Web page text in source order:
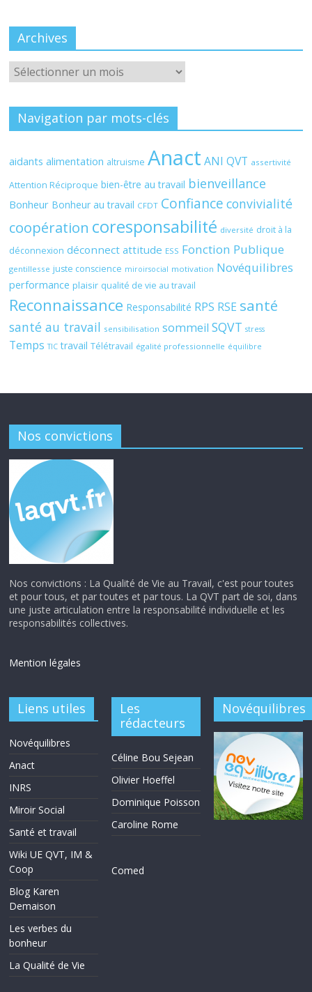
Archives
Archives
Navigation par mots-clés
aidants alimentation altruisme Anact ANI QVT assertivité
Attention Réciproque bien-être au travail bienveillance
Bonheur Bonheur au travail CFDT Confiance convivialité
coopération coresponsabilité diversité droit à la
déconnexion déconnect attitude ESS Fonction Publique
gentillesse juste conscience miroirsocial motivation Novéquilibres
performance plaisir qualité de vie au travail
Reconnaissance Responsabilité RPS RSE santé
santé au travail sensibilisation sommeil SQVT stress
Temps TIC travail Télétravail égalité professionnelle équilibre
Nos convictions
Nos convictions : La Qualité de Vie au Travail, c'est pour toutes
et pour tous, et par toutes et par tous. La QVT part de soi, dans
une juste articulation entre la responsabilité individuelle et les
responsabilités collectives.
Mention légales
Liens utiles
Novéquilibres
Anact
INRS
Miroir Social
Santé et travail
Wiki UE QVT, IM &
Coop
Blog Karen
Demaison
Les verbes du
bonheur
La Qualité de Vie
Les
rédacteurs
Céline Bou Sejean
Olivier Hoeffel
Dominique Poisson
Caroline Rome
Comed
Novéquilibres